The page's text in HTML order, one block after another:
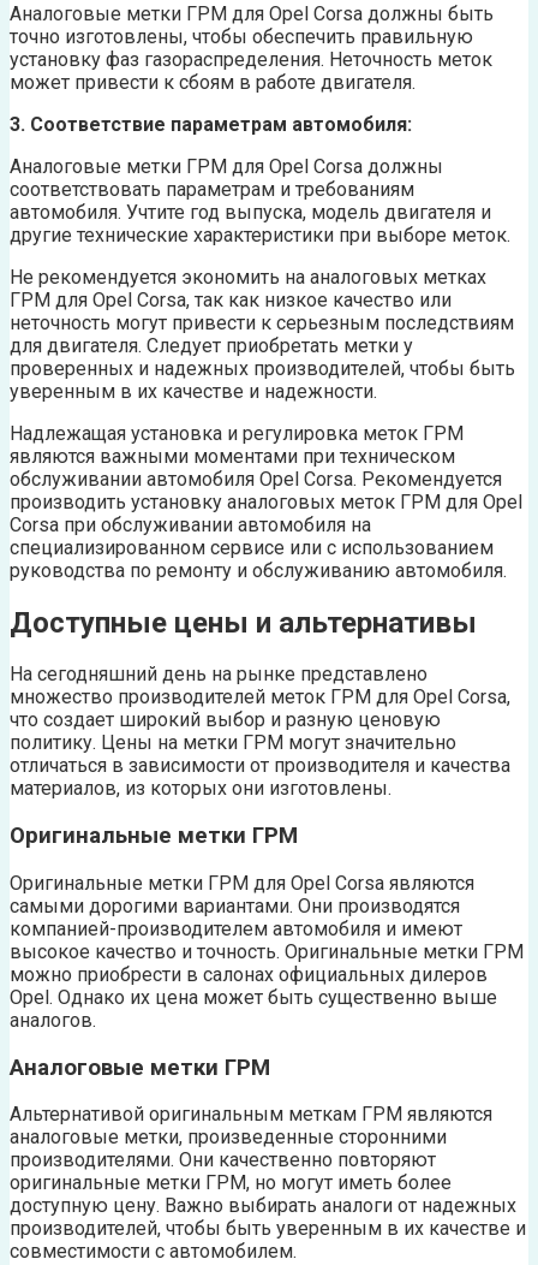
Аналоговые метки ГРМ для Opel Corsa должны быть
точно изготовлены, чтобы обеспечить правильную
установку фаз газораспределения. Неточность меток
может привести к сбоям в работе двигателя.
3. Соответствие параметрам автомобиля:
Аналоговые метки ГРМ для Opel Corsa должны
соответствовать параметрам и требованиям
автомобиля. Учтите год выпуска, модель двигателя и
другие технические характеристики при выборе меток.
Не рекомендуется экономить на аналоговых метках
ГРМ для Opel Corsa, так как низкое качество или
неточность могут привести к серьезным последствиям
для двигателя. Следует приобретать метки у
проверенных и надежных производителей, чтобы быть
уверенным в их качестве и надежности.
Надлежащая установка и регулировка меток ГРМ
являются важными моментами при техническом
обслуживании автомобиля Opel Corsa. Рекомендуется
производить установку аналоговых меток ГРМ для Opel
Corsa при обслуживании автомобиля на
специализированном сервисе или с использованием
руководства по ремонту и обслуживанию автомобиля.
Доступные цены и альтернативы
На сегодняшний день на рынке представлено
множество производителей меток ГРМ для Opel Corsa,
что создает широкий выбор и разную ценовую
политику. Цены на метки ГРМ могут значительно
отличаться в зависимости от производителя и качества
материалов, из которых они изготовлены.
Оригинальные метки ГРМ
Оригинальные метки ГРМ для Opel Corsa являются
самыми дорогими вариантами. Они производятся
компанией-производителем автомобиля и имеют
высокое качество и точность. Оригинальные метки ГРМ
можно приобрести в салонах официальных дилеров
Opel. Однако их цена может быть существенно выше
аналогов.
Аналоговые метки ГРМ
Альтернативой оригинальным меткам ГРМ являются
аналоговые метки, произведенные сторонними
производителями. Они качественно повторяют
оригинальные метки ГРМ, но могут иметь более
доступную цену. Важно выбирать аналоги от надежных
производителей, чтобы быть уверенным в их качестве и
совместимости с автомобилем.